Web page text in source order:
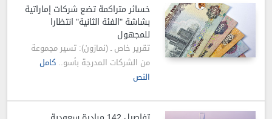
خسائر متراكمة تضع شركات إماراتية
بشاشة "الفئة الثانية" انتظارا
للمجهول
تقرير خاص ـ (نمازون): تسير مجموعة
من الشركات المدرجة بأسو..كامل
النص